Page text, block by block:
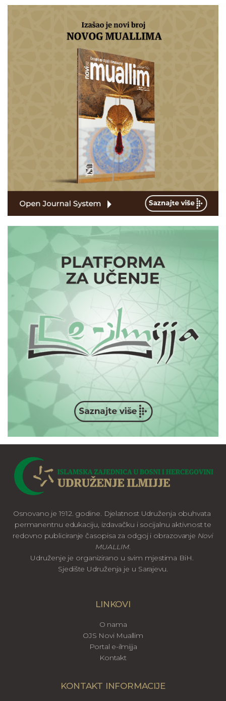
Osnovano je 1912. godine. Djelatnost Udruženja obuhvata
permanentnu edukaciju, izdavačku i socijalnu aktivnost te
redovno publiciranje časopisa za odgoj i obrazovanje Novi
MUALLIM.
Udruženje je organizirano u svim mjestima BiH.
Sjedište Udruženja je u Sarajevu.
LINKOVI
O nama
OJS Novi Muallim
Portal e-ilmijja
Kontakt
KONTAKT INFORMACIJE